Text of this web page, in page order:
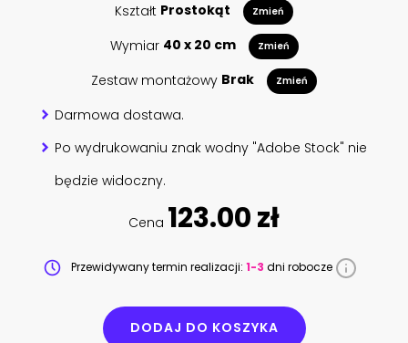
Kształt Prostokąt Zmień
Wymiar 40 x 20 cm Zmień
Zestaw montażowy Brak Zmień
Darmowa dostawa.
Po wydrukowaniu znak wodny "Adobe Stock" nie
będzie widoczny.
Cena 123.00 zł
Przewidywany termin realizacji: 1-3 dni robocze
DODAJ DO KOSZYKA